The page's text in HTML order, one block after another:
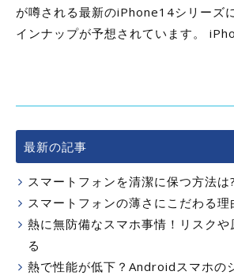
が噂される最新のiPhone14シリーズ
インナップが予想されています。
最新の記事
スマートフォンを清潔に保つ方法は?
スマートフォンの薄さにこだわる理
熱に無防備なスマホ事情！リスクや
る
熱で性能が低下？Androidスマホの